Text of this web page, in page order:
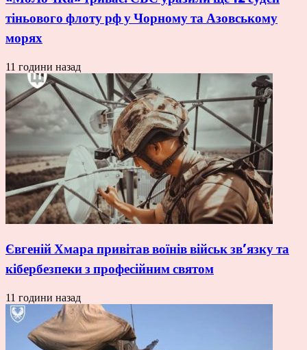
тіньового флоту рф у Чорному та Азовському
морях
11 години назад
Євгеній Хмара привітав воїнів військ зв’язку та
кібербезпеки з професійним святом
11 години назад